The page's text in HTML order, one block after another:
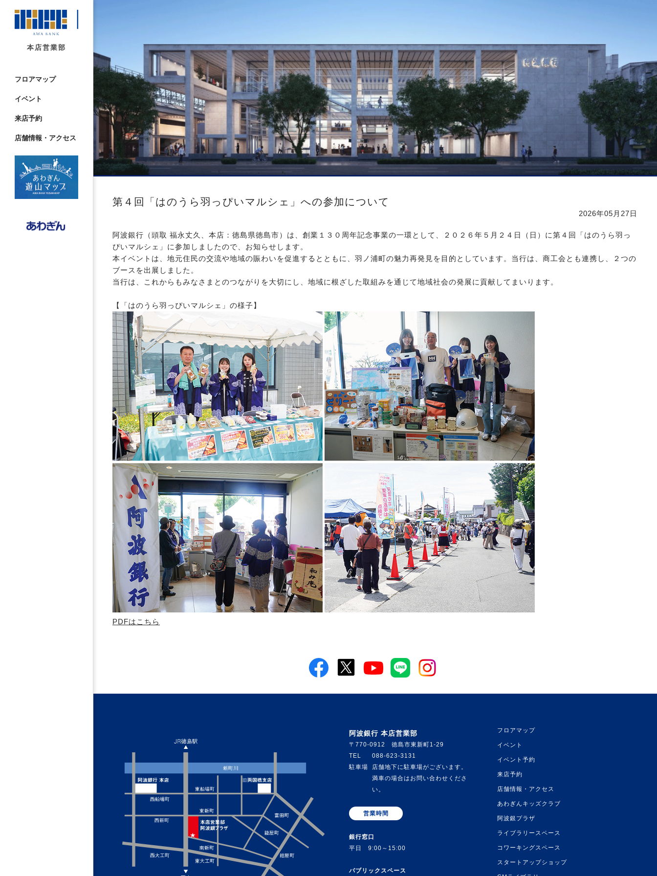
本店営業部
フロアマップ
イベント
来店予約
店舗情報・アクセス
第４回「はのうら羽っぴいマルシェ」への参加について
2026年05月27日
阿波銀行（頭取 福永丈久、本店：徳島県徳島市）は、創業１３０周年記念事業の一環として、２０２６年５月２４日（日）に第４回「はのうら羽っ
ぴいマルシェ」に参加しましたので、お知らせします。
本イベントは、地元住民の交流や地域の賑わいを促進するとともに、羽ノ浦町の魅力再発見を目的としています。当行は、商工会とも連携し、２つの
ブースを出展しました。
当行は、これからもみなさまとのつながりを大切にし、地域に根ざした取組みを通じて地域社会の発展に貢献してまいります。
【「はのうら羽っぴいマルシェ」の様子】
PDFはこちら
阿波銀行 本店営業部
〒770-0912 徳島市東新町1-29
TEL
088-623-3131
駐車場
店舗地下に駐車場がございます。
満車の場合はお問い合わせくださ
い。
営業時間
銀行窓口
平日 9:00～15:00
パブリックスペース
フロアマップ
イベント
イベント予約
来店予約
店舗情報・アクセス
あわぎんキッズクラブ
阿波銀プラザ
ライブラリースペース
コワーキングスペース
スタートアップショップ